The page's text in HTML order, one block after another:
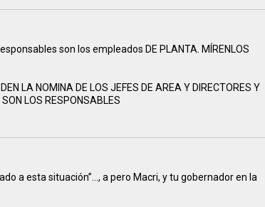
son los empleados DE PLANTA. MÍRENLOS
LA NOMINA DE LOS JEFES DE AREA Y DIRECTORES Y
LOS RESPONSABLES
a esta situación”..., a pero Macri, y tu gobernador en la